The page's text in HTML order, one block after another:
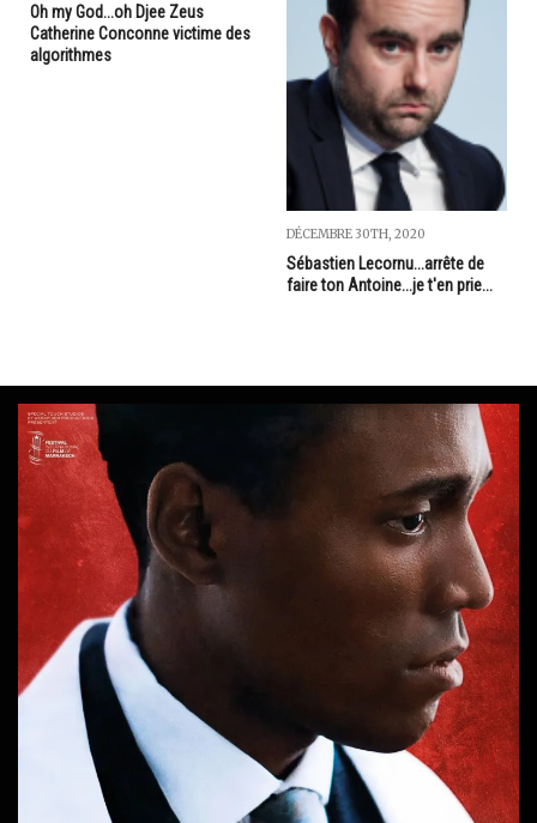
Oh my God...oh Djee Zeus
Catherine Conconne victime des
algorithmes
DÉCEMBRE 30TH, 2020
Sébastien Lecornu...arrête de
faire ton Antoine...je t'en prie...